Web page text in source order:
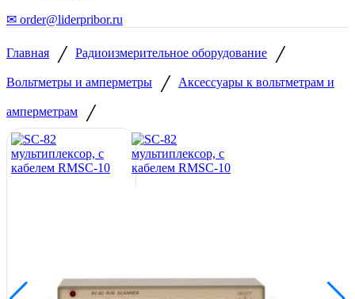
✉ order@liderpribor.ru
Главная / Радиоизмерительное оборудование /
Вольтметры и амперметры / Аксессуары к вольтметрам и
амперметрам /